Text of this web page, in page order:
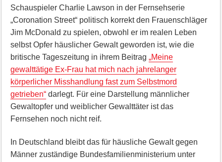
Schauspieler Charlie Lawson in der Fernsehserie
„Coronation Street“ politisch korrekt den Frauenschläger
Jim McDonald zu spielen, obwohl er im realen Leben
selbst Opfer häuslicher Gewalt geworden ist, wie die
britische Tageszeitung in ihrem Beitrag „Meine
gewalttätige Ex-Frau hat mich nach jahrelanger
körperlicher Misshandlung fast zum Selbstmord
getrieben“darlegt. Für eine Darstellung männlicher
Gewaltopfer und weiblicher Gewalttäter ist das
Fernsehen noch nicht reif.
In Deutschland bleibt das für häusliche Gewalt gegen
Männer zuständige Bundesfamilienministerium unter